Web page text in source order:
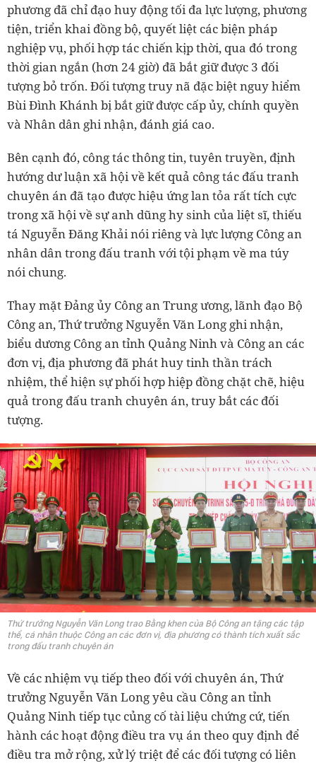
phương đã chỉ đạo huy động tối đa lực lượng, phương
tiện, triển khai đồng bộ, quyết liệt các biện pháp
nghiệp vụ, phối hợp tác chiến kịp thời, qua đó trong
thời gian ngắn (hơn 24 giờ) đã bắt giữ được 3 đối
tượng bỏ trốn. Đối tượng truy nã đặc biệt nguy hiểm
Bùi Đình Khánh bị bắt giữ được cấp ủy, chính quyền
và Nhân dân ghi nhận, đánh giá cao.
Bên cạnh đó, công tác thông tin, tuyên truyền, định
hướng dư luận xã hội về kết quả công tác đấu tranh
chuyên án đã tạo được hiệu ứng lan tỏa rất tích cực
trong xã hội về sự anh dũng hy sinh của liệt sĩ, thiếu
tá Nguyễn Đăng Khải nói riêng và lực lượng Công an
nhân dân trong đấu tranh với tội phạm về ma túy
nói chung.
Thay mặt Đảng ủy Công an Trung ương, lãnh đạo Bộ
Công an, Thứ trưởng Nguyễn Văn Long ghi nhận,
biểu dương Công an tỉnh Quảng Ninh và Công an các
đơn vị, địa phương đã phát huy tinh thần trách
nhiệm, thể hiện sự phối hợp hiệp đồng chặt chẽ, hiệu
quả trong đấu tranh chuyên án, truy bắt các đối
tượng.
Thứ trưởng Nguyễn Văn Long trao Bằng khen của Bộ Công an tặng các tập
thể, cá nhân thuộc Công an các đơn vị, địa phương có thành tích xuất sắc
trong đấu tranh chuyên án
Về các nhiệm vụ tiếp theo đối với chuyên án, Thứ
trưởng Nguyễn Văn Long yêu cầu Công an tỉnh
Quảng Ninh tiếp tục củng cố tài liệu chứng cứ, tiến
hành các hoạt động điều tra vụ án theo quy định để
điều tra mở rộng, xử lý triệt để các đối tượng có liên